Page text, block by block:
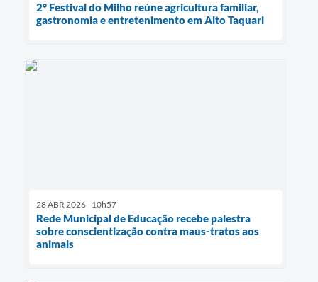
2° Festival do Milho reúne agricultura familiar,
gastronomia e entretenimento em Alto Taquari
28 ABR 2026 - 10h57
Rede Municipal de Educação recebe palestra
sobre conscientização contra maus-tratos aos
animais